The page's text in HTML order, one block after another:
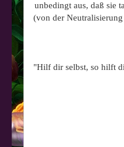
unbedingt aus, daß sie
(von der
"Hilf dir selbst, so hilft